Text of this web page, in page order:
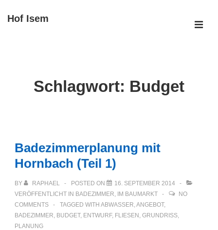
ZumHof Isem
Schlagwort: Budget
Badezimmerplanung mit
Hornbach (Teil 1)
BY RAPHAEL POSTED ON
16. SEPTEMBER 2014
VERÖFFENTLICHT IN BADEZIMMER, IM BAUMARKT
NO
COMMENTS
TAGGED WITH ABWASSER,ANGEBOT,
BADEZIMMER, BUDGET, ENTWURF, FLIESEN , GRUNDRISS,
PLANUNG